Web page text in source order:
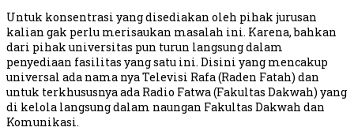
Untuk konsentrasi yang disediakan oleh pihak jurusan
kalian gak perlu merisaukan masalah ini. Karena, bahkan
dari pihak universitas pun turun langsung dalam
penyediaan fasilitas yang satu ini. Disini yang mencakup
universal ada nama nya Televisi Rafa (Raden Fatah) dan
untuk terkhususnya ada Radio Fatwa (Fakultas Dakwah) yang
di kelola langsung dalam naungan Fakultas Dakwah dan
Komunikasi.